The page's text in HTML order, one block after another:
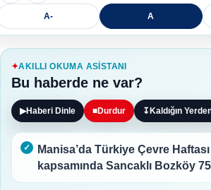
A- A
AKILLI OKUMA ASISTANI
Bu haberde ne var?
▶Haberi Dinle ■Durdur ↧ Kaldığın
Manisa’da Türkiye Çevre
kapsamında Sancaklı Bozköy